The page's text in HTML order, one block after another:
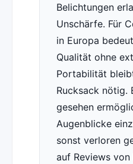
Belichtungen
Unschärfe. Für
in Europa
Qualität ohne
Portabilität
Rucksack nötig.
gesehen
Augenblicke
sonst verloren
auf Reviews